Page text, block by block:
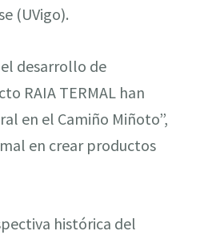
(UVigo).
desarrollo de
RAIA TERMAL han
en el Camiño Miñoto”,
en crear productos
histórica del